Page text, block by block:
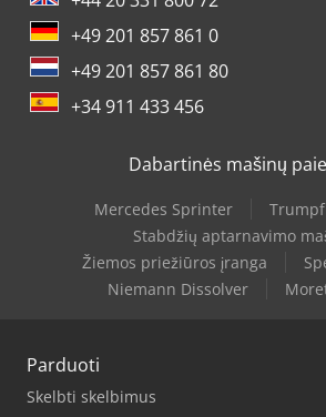
+49 201 857 861 0
+49 201 857 861 80
+34 911 433 456
Dabartinės mašinų
Mercedes Sprinter
Stabdžių aptarnavimo
Žiemos priežiūros įranga
Niemann Dissolver
Parduoti
Skelbti skelbimus